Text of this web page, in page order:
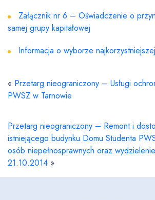
Załącznik nr 6 – Oświadczenie o
samej grupy kapitałowej
Informacja o wyborze
« Przetarg nieograniczony – Usługi
PWSZ w Tarnowie
Przetarg nieograniczony – Remont i
istniejącego budynku Domu Studenta
osób niepełnosprawnych oraz
21.10.2014 »